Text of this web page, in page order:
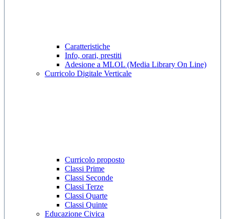
Caratteristiche
Info, orari, prestiti
Adesione a MLOL (Media Library On Line)
Curricolo Digitale Verticale
Curricolo proposto
Classi Prime
Classi Seconde
Classi Terze
Classi Quarte
Classi Quinte
Educazione Civica